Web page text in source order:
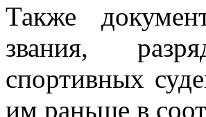
Также
звания,
спортивных
им раньше в